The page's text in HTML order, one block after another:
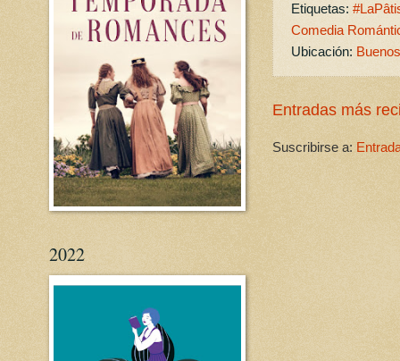
Etiquetas:
Comedia
Ubicación:
Entradas más
Suscribirse a:
2022